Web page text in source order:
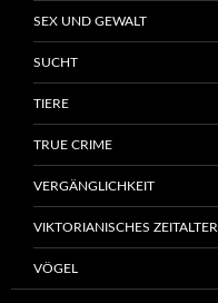
SEX UND GEWALT
SUCHT
TIERE
TRUE CRIME
VERGÄNGLICHKEIT
VIKTORIANISCHES ZEITALTER
VÖGEL